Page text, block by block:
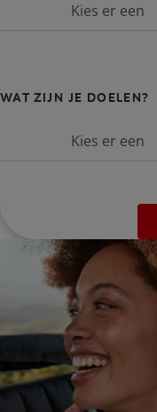
Kies er een
WAT ZIJN JE DOELEN?
Kies er een